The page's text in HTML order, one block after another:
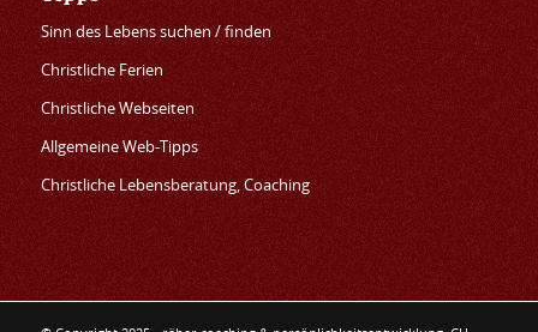
Sinn des Lebens suchen / finden
Christliche Ferien
Christliche Webseiten
Allgemeine Web-Tipps
Christliche Lebensberatung, Coaching